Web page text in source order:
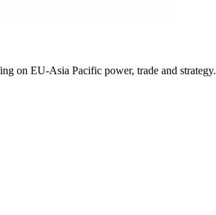
on EU-Asia Pacific power, trade and strategy.